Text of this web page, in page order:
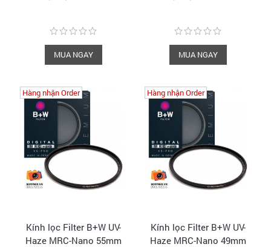
MUA NGAY MUA NGAY
Kính lọc Filter B+W UV-
Haze MRC-Nano 55mm
Hàng nhận Order
Hàng nhận Order
Kính lọc Filter B+W UV-
Haze MRC-Nano 49mm
Hàng nhận Order
Hàng nhận Order